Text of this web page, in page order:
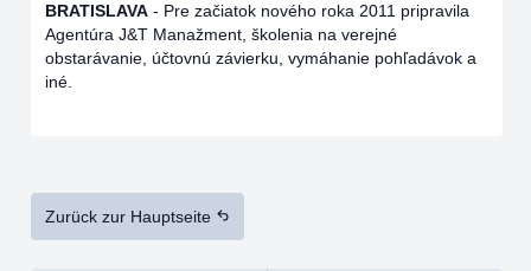
BRATISLAVA - Pre začiatok nového roka 2011 pripravila
Agentúra J&T Manažment, školenia na verejné
obstarávanie, účtovnú závierku, vymáhanie pohľadávok a
iné.
Zurück zur Hauptseite